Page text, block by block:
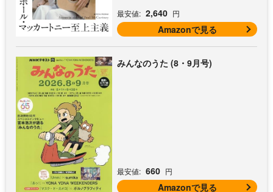
最安値: 2,640 円
Amazonで見る
みんなのうた (8・9月号)
最安値: 660 円
Amazonで見る